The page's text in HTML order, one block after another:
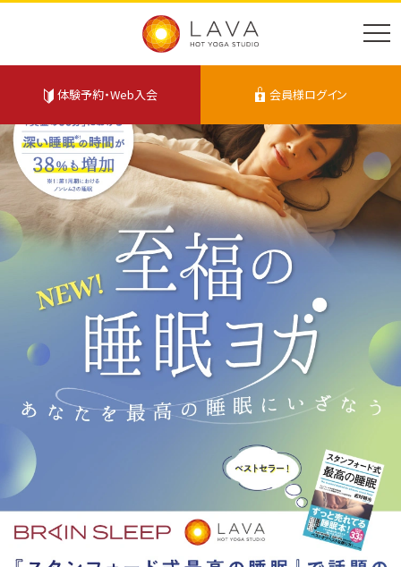
体験予約・Web入会 会員様ログイン